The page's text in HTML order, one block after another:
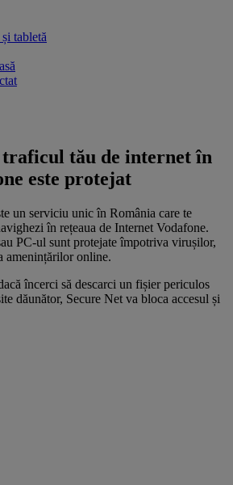
tabletă
traficul tău de internet în
este protejat
un serviciu unic în România care te
în rețeaua de Internet Vodafone.
PC-ul sunt protejate împotriva virușilor,
amenințărilor online.
încerci să descarci un fișier periculos
dăunător, Secure Net va bloca accesul și